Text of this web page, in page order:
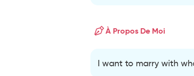
À Propos De Moi
I want to marry with